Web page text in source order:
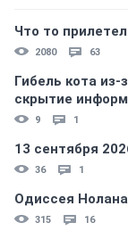
Что то
2080 63
Гибель кота
скрытиe
9 1
13 сентября
36 1
Одиссея
315 16